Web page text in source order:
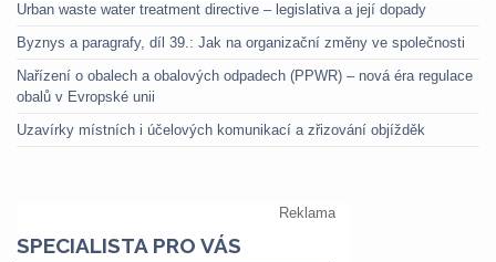
Urban waste water treatment directive – legislativa a její dopady
Byznys a paragrafy, díl 39.: Jak na organizační změny ve společnosti
Nařízení o obalech a obalových odpadech (PPWR) – nová éra regulace
obalů v Evropské unii
Uzavírky místních i účelových komunikací a zřizování objížděk